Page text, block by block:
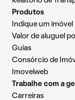
Produtos
Indique um imóvel
Valor de aluguel
Guias
Consórcio de
Imovelweb
Trabalhe com a
Carreiras